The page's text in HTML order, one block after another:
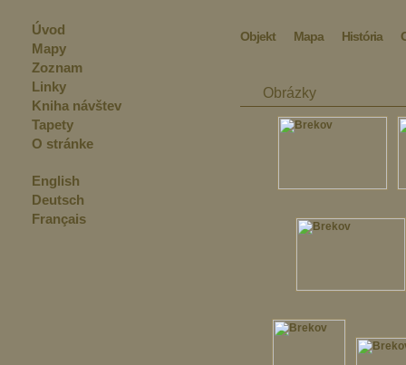
Objekt Mapa História
Obrázky
Úvod
Mapy
Zoznam
Linky
Kniha návštev
Tapety
O stránke
English
Deutsch
Français